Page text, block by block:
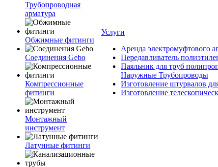
Трубопроводная
арматура
Обжимные фитинги
Соединения Gebo
Компрессионные
фитинги
Монтажный
инструмент
Латунные фитинги
Услуги
Аренда электромуфтового
Передавливатель
Паяльник для труб
Наружные Трубопроводы
Изготовление штурвалов
Изготовление